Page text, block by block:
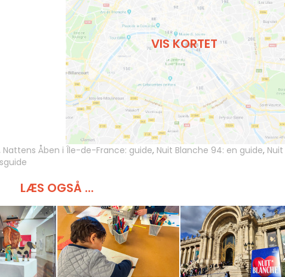
VIS KORTET
Nattens Åben i Île-de-France: guide, Nuit Blanche 94: en guide, Nuit
LÆS OGSÅ ...